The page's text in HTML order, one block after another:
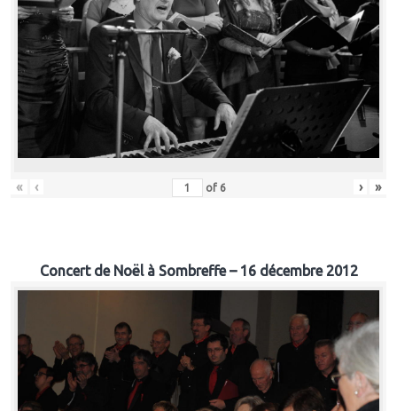
« ‹ of 6 › »
Concert de Noël à Sombreffe – 16 décembre 2012